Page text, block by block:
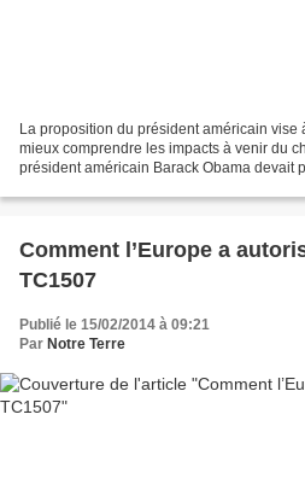
La proposition du président américain vise
mieux comprendre les impacts à venir du
président américain Barack Obama devait
Comment l’Europe a
TC1507
Publié le 15/02/2014 à 09:21
Par Notre Terre